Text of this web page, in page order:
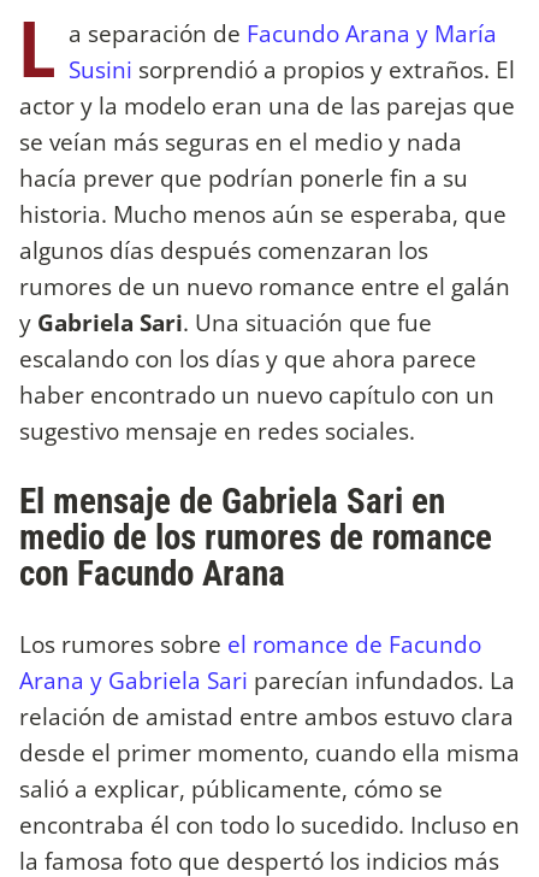
L a separación de Facundo Arana y María
Susini sorprendió a propios y extraños. El
actor y la modelo eran una de las parejas que
se veían más seguras en el medio y nada
hacía prever que podrían ponerle fin a su
historia. Mucho menos aún se esperaba, que
algunos días después comenzaran los
rumores de un nuevo romance entre el galán
y Gabriela Sari. Una situación que fue
escalando con los días y que ahora parece
haber encontrado un nuevo capítulo con un
sugestivo mensaje en redes sociales.
El mensaje de Gabriela Sari en
medio de los rumores de romance
con Facundo Arana
Los rumores sobre el romance de Facundo
Arana y Gabriela Sari parecían infundados. La
relación de amistad entre ambos estuvo clara
desde el primer momento, cuando ella misma
salió a explicar, públicamente, cómo se
encontraba él con todo lo sucedido. Incluso en
la famosa foto que despertó los indicios más